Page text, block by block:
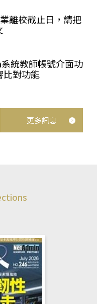
離校截止日，請把
統教師帳號介面功
比對功能
更多訊息